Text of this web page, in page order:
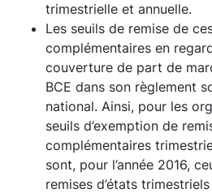
trimestrielle et annuelle.
Les seuils de remise de
complémentaires en
couverture de part de
BCE dans son règlement
national. Ainsi, pour les
seuils d’exemption de
complémentaires
sont, pour l’année 2016,
remises d’états